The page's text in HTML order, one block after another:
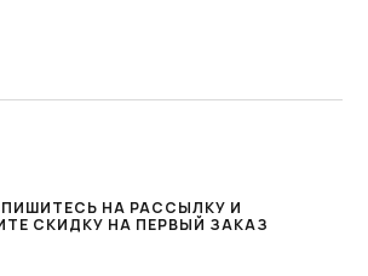
НА РАССЫЛКУ И
СКИДКУ НА ПЕРВЫЙ ЗАКАЗ